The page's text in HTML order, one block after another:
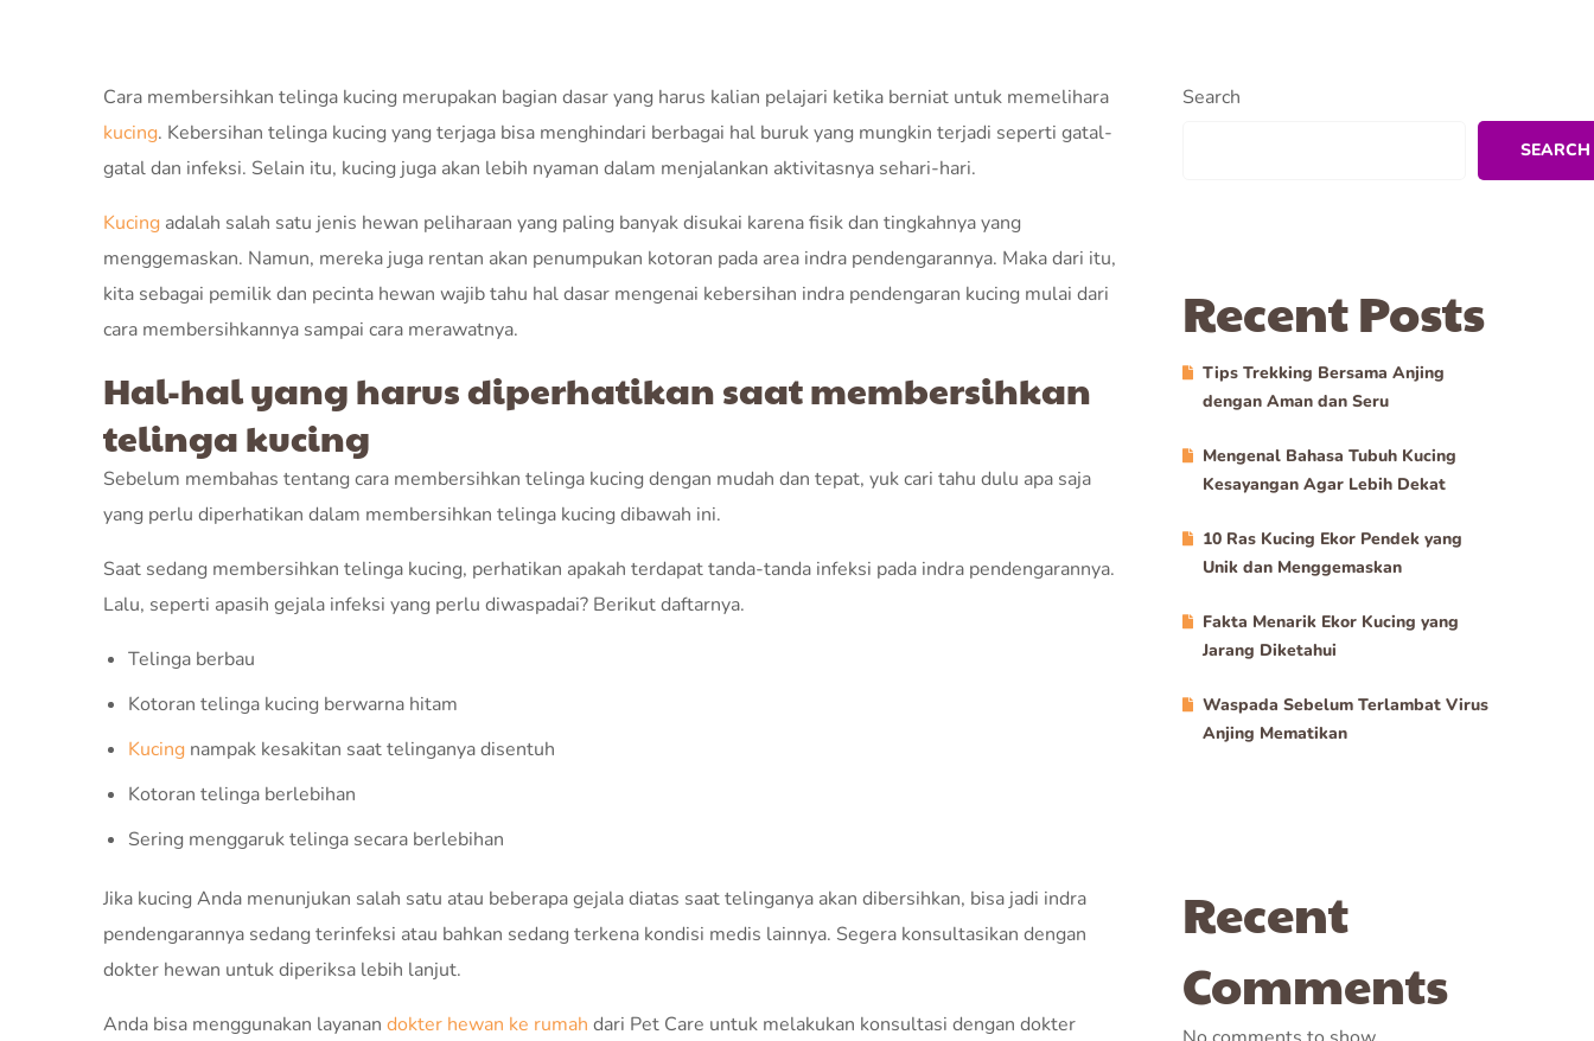
Cara membersihkan telinga kucing merupakan bagian dasar yang harus kalian pelajari ketika berniat untuk memelihara
kucing. Kebersihan telinga kucing yang terjaga bisa menghindari berbagai hal buruk yang mungkin terjadi seperti gatal-
gatal dan infeksi. Selain itu, kucing juga akan lebih nyaman dalam menjalankan aktivitasnya sehari-hari.
Kucing adalah salah satu jenis hewan peliharaan yang paling banyak disukai karena fisik dan tingkahnya yang
menggemaskan. Namun, mereka juga rentan akan penumpukan kotoran pada area indra pendengarannya. Maka dari itu,
kita sebagai pemilik dan pecinta hewan wajib tahu hal dasar mengenai kebersihan indra pendengaran kucing mulai dari
cara membersihkannya sampai cara merawatnya.
Hal-hal yang harus diperhatikan saat membersihkan
telinga kucing
Sebelum membahas tentang cara membersihkan telinga kucing dengan mudah dan tepat, yuk cari tahu dulu apa saja
yang perlu diperhatikan dalam membersihkan telinga kucing dibawah ini.
Saat sedang membersihkan telinga kucing, perhatikan apakah terdapat tanda-tanda infeksi pada indra pendengarannya.
Lalu, seperti apasih gejala infeksi yang perlu diwaspadai? Berikut daftarnya.
Telinga berbau
Kotoran telinga kucing berwarna hitam
Kucingnampak kesakitan saat telinganya disentuh
Kotoran telinga berlebihan
Sering menggaruk telinga secara berlebihan
Jika kucing Anda menunjukan salah satu atau beberapa gejala diatas saat telinganya akan dibersihkan, bisa jadi indra
pendengarannya sedang terinfeksi atau bahkan sedang terkena kondisi medis lainnya. Segera konsultasikan dengan
dokter hewan untuk diperiksa lebih lanjut.
Anda bisa menggunakan layanan dokter hewan ke rumah dari Pet Care untuk melakukan konsultasi dengan dokter
Search
SEARCH
Recent Posts
Tips Trekking Bersama Anjing
dengan Aman dan Seru
Mengenal Bahasa Tubuh Kucing
Kesayangan Agar Lebih Dekat
10 Ras Kucing Ekor Pendek yang
Unik dan Menggemaskan
Fakta Menarik Ekor Kucing yang
Jarang Diketahui
Waspada Sebelum Terlambat Virus
Anjing Mematikan
Recent
Comments